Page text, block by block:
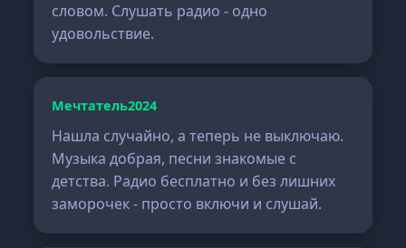
словом. Слушать радио - одно
удовольствие.
Мечтатель2024
Нашла случайно, а теперь не выключаю.
Музыка добрая, песни знакомые с
детства. Радио бесплатно и без лишних
заморочек - просто включи и слушай.